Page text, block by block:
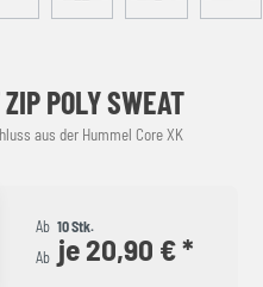
POLY SWEAT
aus der Hummel Core XK
Ab 10 Stk.
Ab je 20,90 € *